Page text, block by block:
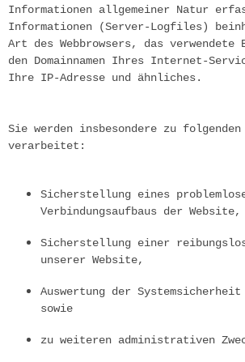
Informationen allgemeiner Natur
Informationen (Server-Logfiles)
Art des Webbrowsers, das verwendete
den Domainnamen Ihres Internet-
Ihre IP-Adresse und ähnliches.
Sie werden insbesondere zu folgenden
verarbeitet:
Sicherstellung eines
Verbindungsaufbaus der Website,
Sicherstellung einer
unserer Website,
Auswertung der
sowie
zu weiteren administrativen